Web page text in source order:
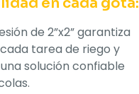
de 2”x2” garantiza
tarea de riego y
solución confiable